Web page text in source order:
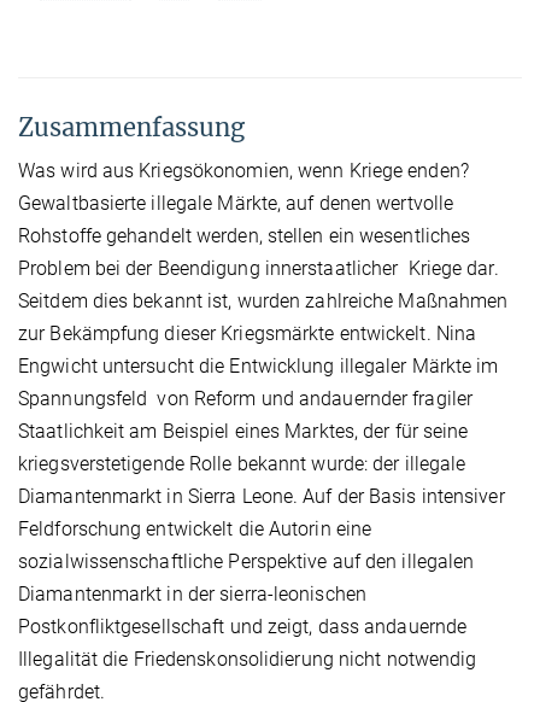
Zusammenfassung
Was wird aus Kriegsökonomien, wenn Kriege enden?
Gewaltbasierte illegale Märkte, auf denen wertvolle
Rohstoffe gehandelt werden, stellen ein wesentliches
Problem bei der Beendigung innerstaatlicher Kriege dar.
Seitdem dies bekannt ist, wurden zahlreiche Maßnahmen
zur Bekämpfung dieser Kriegsmärkte entwickelt. Nina
Engwicht untersucht die Entwicklung illegaler Märkte im
Spannungsfeld von Reform und andauernder fragiler
Staatlichkeit am Beispiel eines Marktes, der für seine
kriegsverstetigende Rolle bekannt wurde: der illegale
Diamantenmarkt in Sierra Leone. Auf der Basis intensiver
Feldforschung entwickelt die Autorin eine
sozialwissenschaftliche Perspektive auf den illegalen
Diamantenmarkt in der sierra-leonischen
Postkonfliktgesellschaft und zeigt, dass andauernde
Illegalität die Friedenskonsolidierung nicht notwendig
gefährdet.